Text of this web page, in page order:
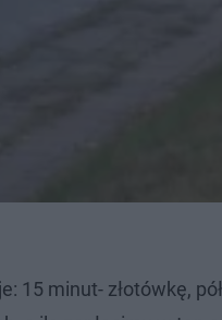
15 minut- złotówkę,